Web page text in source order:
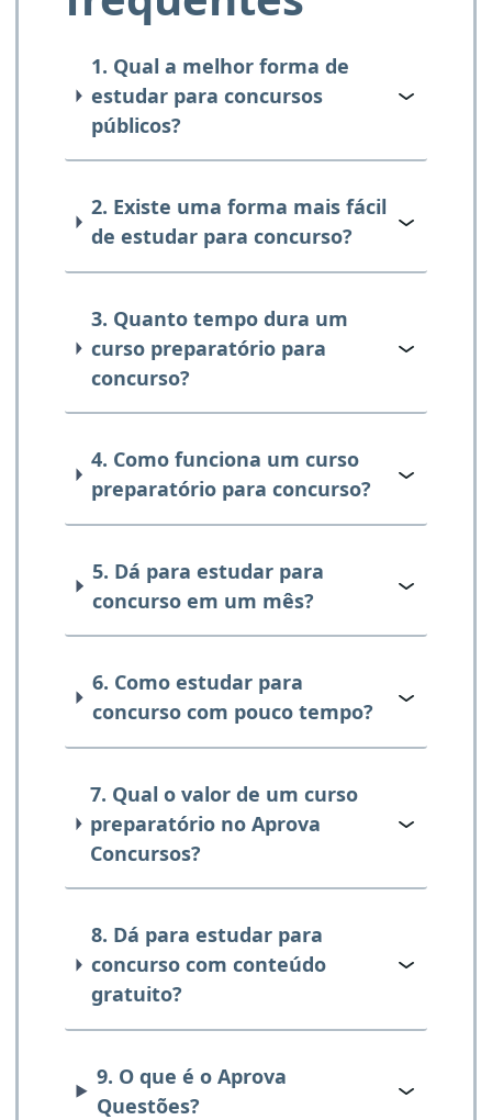
1. Qual a melhor forma de
estudar para concursos
públicos?
2. Existe uma forma mais fácil
de estudar para concurso?
3. Quanto tempo dura um
curso preparatório para
concurso?
4. Como funciona um curso
preparatório para concurso?
5. Dá para estudar para
concurso em um mês?
6. Como estudar para
concurso com pouco tempo?
7. Qual o valor de um curso
preparatório no Aprova
Concursos?
8. Dá para estudar para
concurso com conteúdo
gratuito?
9. O que é o Aprova
Questões?